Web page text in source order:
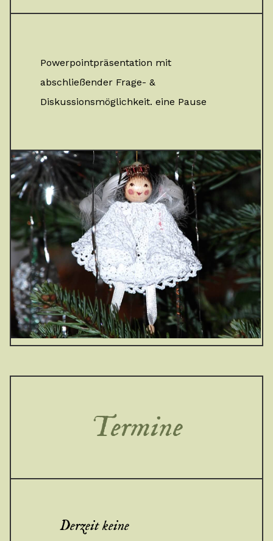
Powerpointpräsentation mit
abschließender Frage- &
Diskussionsmöglichkeit. eine Pause
Termine
Derzeit keine